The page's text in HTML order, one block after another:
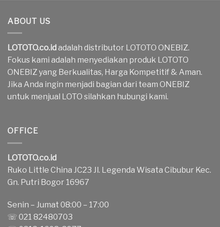
ABOUT US
LOTOTO.co.id adalah distributor LOTOTO ONEBIZ.
Fokus kami adalah menyediakan produk LOTOTO
ONEBIZ yang Berkualitas, Harga Kompetitif & Aman.
Jika Anda ingin menjadi bagian dari team ONEBIZ
untuk menjual LOTO silahkan hubungi kami.
OFFICE
LOTOTO.co.id
Ruko Little China JC23 Jl. Legenda Wisata Cibubur Kec.
Gn. Putri Bogor 16967
Senin – Jumat 08:00 – 17:00
☏ 021 82480703